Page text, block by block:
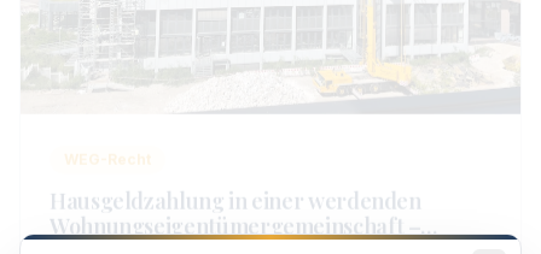
Wohnungseigentümergemeinschaft –
Neubau – Aufteilung – Erstverkauf
Die werdende Wohnungseigentümergemeinschaft